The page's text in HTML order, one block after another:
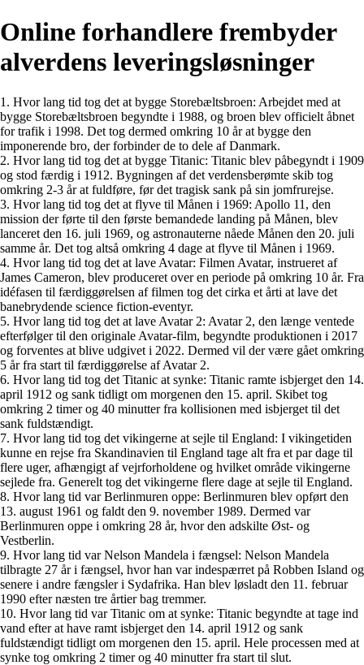
Online forhandlere frembyder
alverdens leveringsløsninger
1. Hvor lang tid tog det at bygge Storebæltsbroen: Arbejdet med at
bygge Storebæltsbroen begyndte i 1988, og broen blev officielt åbnet
for trafik i 1998. Det tog dermed omkring 10 år at bygge den
imponerende bro, der forbinder de to dele af Danmark.
2. Hvor lang tid tog det at bygge Titanic: Titanic blev påbegyndt i 1909
og stod færdig i 1912. Bygningen af det verdensberømte skib tog
omkring 2-3 år at fuldføre, før det tragisk sank på sin jomfrurejse.
3. Hvor lang tid tog det at flyve til Månen i 1969: Apollo 11, den
mission der førte til den første bemandede landing på Månen, blev
lanceret den 16. juli 1969, og astronauterne nåede Månen den 20. juli
samme år. Det tog altså omkring 4 dage at flyve til Månen i 1969.
4. Hvor lang tid tog det at lave Avatar: Filmen Avatar, instrueret af
James Cameron, blev produceret over en periode på omkring 10 år. Fra
idéfasen til færdiggørelsen af filmen tog det cirka et årti at lave det
banebrydende science fiction-eventyr.
5. Hvor lang tid tog det at lave Avatar 2: Avatar 2, den længe ventede
efterfølger til den originale Avatar-film, begyndte produktionen i 2017
og forventes at blive udgivet i 2022. Dermed vil der være gået omkring
5 år fra start til færdiggørelse af Avatar 2.
6. Hvor lang tid tog det Titanic at synke: Titanic ramte isbjerget den 14.
april 1912 og sank tidligt om morgenen den 15. april. Skibet tog
omkring 2 timer og 40 minutter fra kollisionen med isbjerget til det
sank fuldstændigt.
7. Hvor lang tid tog det vikingerne at sejle til England: I vikingetiden
kunne en rejse fra Skandinavien til England tage alt fra et par dage til
flere uger, afhængigt af vejrforholdene og hvilket område vikingerne
sejlede fra. Generelt tog det vikingerne flere dage at sejle til England.
8. Hvor lang tid var Berlinmuren oppe: Berlinmuren blev opført den
13. august 1961 og faldt den 9. november 1989. Dermed var
Berlinmuren oppe i omkring 28 år, hvor den adskilte Øst- og
Vestberlin.
9. Hvor lang tid var Nelson Mandela i fængsel: Nelson Mandela
tilbragte 27 år i fængsel, hvor han var indespærret på Robben Island og
senere i andre fængsler i Sydafrika. Han blev løsladt den 11. februar
1990 efter næsten tre årtier bag tremmer.
10. Hvor lang tid var Titanic om at synke: Titanic begyndte at tage ind
vand efter at have ramt isbjerget den 14. april 1912 og sank
fuldstændigt tidligt om morgenen den 15. april. Hele processen med at
synke tog omkring 2 timer og 40 minutter fra start til slut.